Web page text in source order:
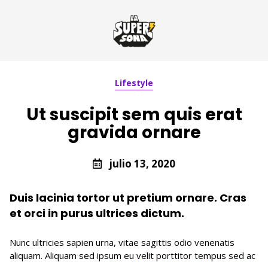
Lifestyle
Ut suscipit sem quis erat
gravida ornare
julio 13, 2020
Duis lacinia tortor ut pretium ornare. Cras
et orci in purus ultrices dictum.
Nunc ultricies sapien urna, vitae sagittis odio venenatis
aliquam. Aliquam sed ipsum eu velit porttitor tempus sed ac